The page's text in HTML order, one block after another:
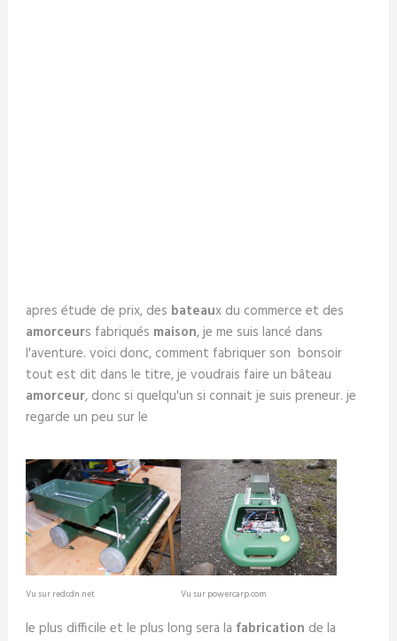
apres étude de prix, des bateaux du commerce et des
amorceurs fabriqués maison, je me suis lancé dans
l'aventure. voici donc, comment fabriquer son bonsoir
tout est dit dans le titre, je voudrais faire un bâteau
amorceur, donc si quelqu'un si connait je suis preneur. je
regarde un peu sur le
Vu sur redcdn.net Vu sur powercarp.com
le plus difficile et le plus long sera la fabrication de la